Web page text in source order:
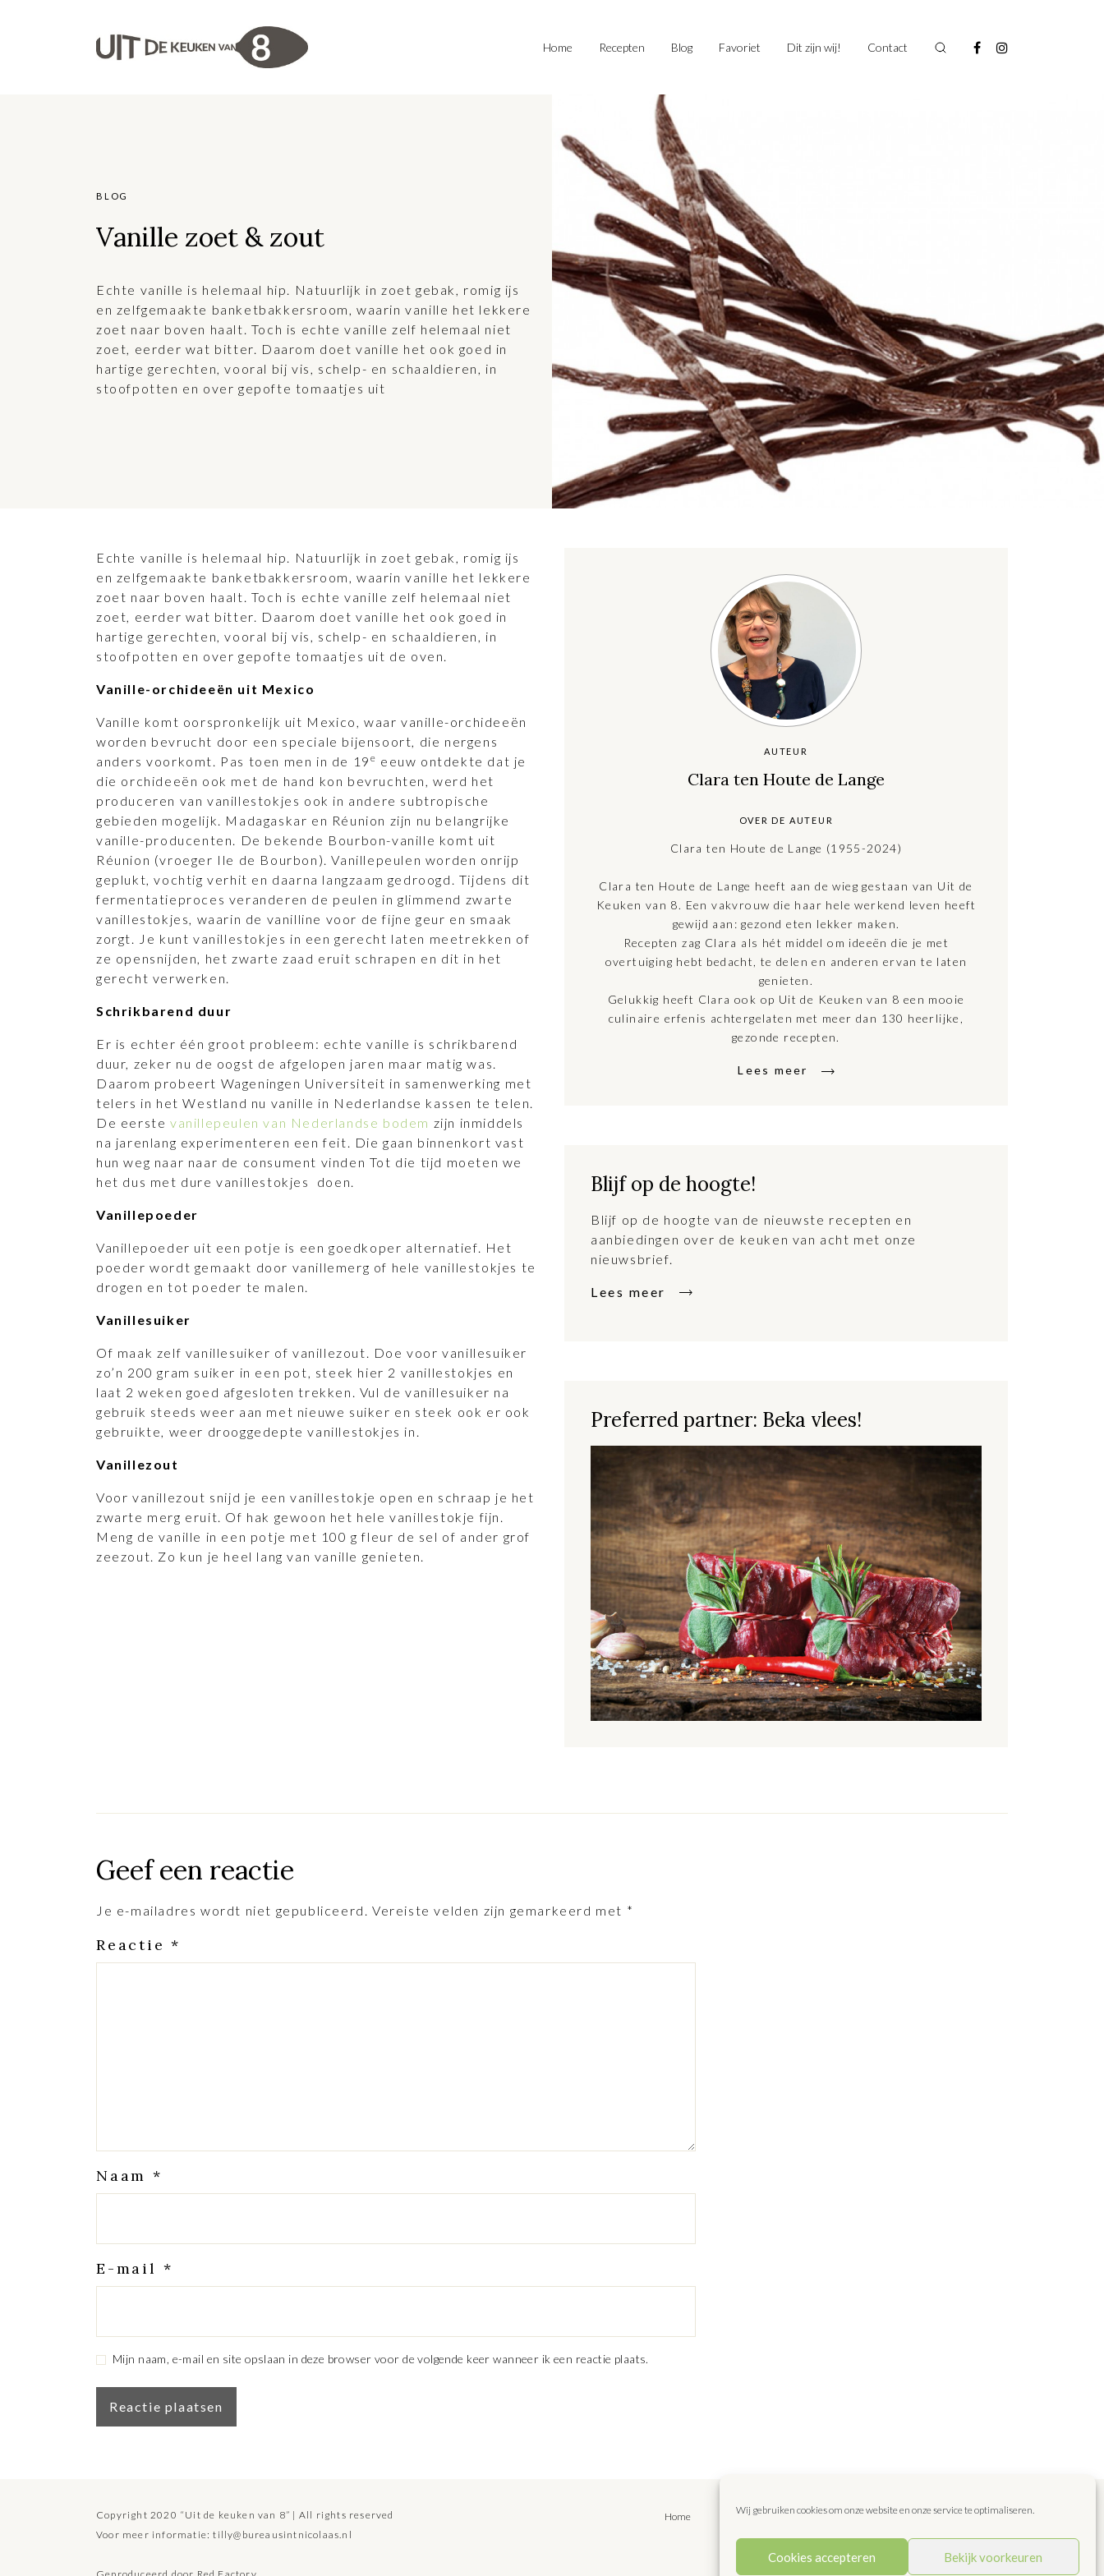
Wij gebruiken cookies om onze website en onze service te optimaliseren.
Cookies accepteren Bekijk voorkeuren
Home Recepten Blog Favoriet Dit zijn wij! Contact
BLOG
Vanille zoet & zout
Echte vanille is helemaal hip. Natuurlijk in zoet gebak, romig ijs
en zelfgemaakte banketbakkersroom, waarin vanille het lekkere
zoet naar boven haalt. Toch is echte vanille zelf helemaal niet
zoet, eerder wat bitter. Daarom doet vanille het ook goed in
hartige gerechten, vooral bij vis, schelp- en schaaldieren, in
stoofpotten en over gepofte tomaatjes uit
Echte vanille is helemaal hip. Natuurlijk in zoet gebak, romig ijs
en zelfgemaakte banketbakkersroom, waarin vanille het lekkere
zoet naar boven haalt. Toch is echte vanille zelf helemaal niet
zoet, eerder wat bitter. Daarom doet vanille het ook goed in
hartige gerechten, vooral bij vis, schelp- en schaaldieren, in
stoofpotten en over gepofte tomaatjes uit de oven.
Vanille-orchideeën uit Mexico
Vanille komt oorspronkelijk uit Mexico, waar vanille-orchideeën
worden bevrucht door een speciale bijensoort, die nergens
anders voorkomt. Pas toen men in de 19 e eeuw ontdekte dat je
die orchideeën ook met de hand kon bevruchten, werd het
produceren van vanillestokjes ook in andere subtropische
gebieden mogelijk. Madagaskar en Réunion zijn nu belangrijke
vanille-producenten. De bekende Bourbon-vanille komt uit
Réunion (vroeger Ile de Bourbon). Vanillepeulen worden onrijp
geplukt, vochtig verhit en daarna langzaam gedroogd. Tijdens dit
fermentatieproces veranderen de peulen in glimmend zwarte
vanillestokjes, waarin de vanilline voor de fijne geur en smaak
zorgt. Je kunt vanillestokjes in een gerecht laten meetrekken of
ze opensnijden, het zwarte zaad eruit schrapen en dit in het
gerecht verwerken.
Schrikbarend duur
Er is echter één groot probleem: echte vanille is schrikbarend
duur, zeker nu de oogst de afgelopen jaren maar matig was.
Daarom probeert Wageningen Universiteit in samenwerking met
telers in het Westland nu vanille in Nederlandse kassen te telen.
De eerste vanillepeulen van Nederlandse bodem zijn inmiddels
na jarenlang experimenteren een feit. Die gaan binnenkort vast
hun weg naar naar de consument vinden Tot die tijd moeten we
het dus met dure vanillestokjes doen.
Vanillepoeder
Vanillepoeder uit een potje is een goedkoper alternatief. Het
poeder wordt gemaakt door vanillemerg of hele vanillestokjes te
drogen en tot poeder te malen.
Vanillesuiker
Of maak zelf vanillesuiker of vanillezout. Doe voor vanillesuiker
zo’n 200 gram suiker in een pot, steek hier 2 vanillestokjes en
laat 2 weken goed afgesloten trekken. Vul de vanillesuiker na
gebruik steeds weer aan met nieuwe suiker en steek ook er ook
gebruikte, weer drooggedepte vanillestokjes in.
Vanillezout
Voor vanillezout snijd je een vanillestokje open en schraap je het
zwarte merg eruit. Of hak gewoon het hele vanillestokje fijn.
Meng de vanille in een potje met 100 g fleur de sel of ander grof
zeezout. Zo kun je heel lang van vanille genieten.
AUTEUR
Clara ten Houte de Lange
OVER DE AUTEUR
Clara ten Houte de Lange (1955-2024)
Clara ten Houte de Lange heeft aan de wieg gestaan van Uit de
Keuken van 8. Een vakvrouw die haar hele werkend leven heeft
gewijd aan: gezond eten lekker maken.
Recepten zag Clara als hét middel om ideeën die je met
overtuiging hebt bedacht, te delen en anderen ervan te laten
genieten.
Gelukkig heeft Clara ook op Uit de Keuken van 8 een mooie
culinaire erfenis achtergelaten met meer dan 130 heerlijke,
gezonde recepten.
Lees meer
Blijf op de hoogte!
Blijf op de hoogte van de nieuwste recepten en
aanbiedingen over de keuken van acht met onze
nieuwsbrief.
Lees meer
Preferred partner: Beka vlees!
Geef een reactie
Je e-mailadres wordt niet gepubliceerd. Vereiste velden zijn gemarkeerd met *
Reactie*
Naam *
E-mail *
Mijn naam, e-mail en site opslaan in deze browser voor de volgende keer wanneer ik een reactie plaats.
Copyright 2020 “Uit de keuken van 8” | All rights reserved
Voor meer informatie:tilly@bureausintnicolaas.nl
Home Recepten Blog Favoriet Dit zijn wij! Contact